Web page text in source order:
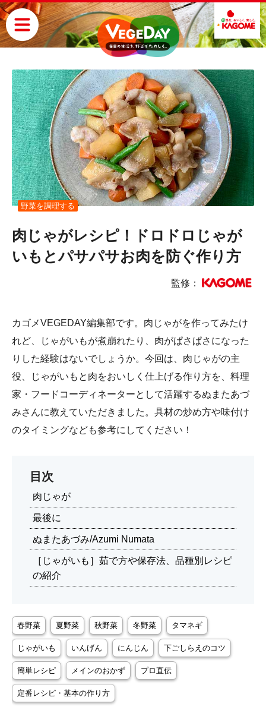
野菜を調理する
肉じゃがレシピ！ドロドロじゃが
いもとパサパサお肉を防ぐ作り方
監修：
カゴメVEGEDAY編集部です。肉じゃがを作ってみたけ
れど、じゃがいもが煮崩れたり、肉がぱさぱさになった
りした経験はないでしょうか。今回は、肉じゃがの主
役、じゃがいもと肉をおいしく仕上げる作り方を、料理
家・フードコーディネーターとして活躍するぬまたあづ
みさんに教えていただきました。具材の炒め方や味付け
のタイミングなども参考にしてください！
目次
肉じゃが
最後に
ぬまたあづみ/Azumi Numata
［じゃがいも］茹で方や保存法、品種別レシピ
の紹介
春野菜 夏野菜 秋野菜 冬野菜 タマネギ
じゃがいも いんげん にんじん 下ごしらえのコツ
簡単レシピ メインのおかず プロ直伝
定番レシピ・基本の作り方